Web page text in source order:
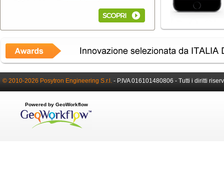
© 2010-2026 Posytron Engineering S.r.l. - P.IVA 016101480806 - Tutti i diritti
Powered by GeoWorkflow